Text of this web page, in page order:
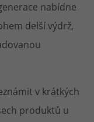
nabídne
delší výdrž,
v krátkých
produktů u